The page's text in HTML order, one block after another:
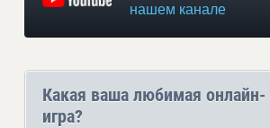
нашем канале
Какая ваша любимая онлайн-
игра?